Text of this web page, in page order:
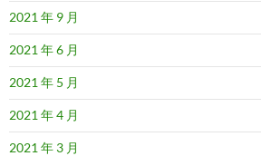
2021 年 9 月
2021 年 6 月
2021 年 5 月
2021 年 4 月
2021 年 3 月